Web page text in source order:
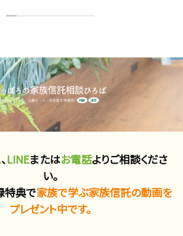
、LINEまたはお電話よりご相談くださ
い。
特典で家族で学ぶ家族信託の動画を
プレゼント中です。